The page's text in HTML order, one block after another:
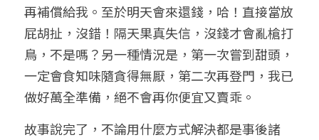
再補償給我。至於明天會來還錢，哈！直接當放
屁胡扯，沒錯！隔天果真失信，沒錢才會亂槍打
鳥，不是嗎？另一種情況是，第一次嘗到甜頭，
一定會食知味隨貪得無厭，第二次再登門，我已
做好萬全準備，絕不會再你便宜又賣乖。
故事說完了，不論用什麼方式解決都是事後諸